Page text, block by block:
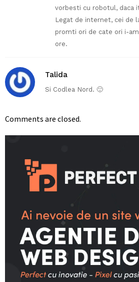
vorbesti cu robotul, daca
Legat de internet, cei de
promti ori de cate ori i-
ore.
Talida
Si Codlea Nord. 🙂
Comments are closed.